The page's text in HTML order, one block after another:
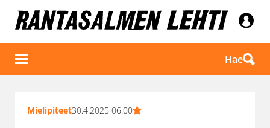
Hae
Mielipiteet30.4.2025 06:00